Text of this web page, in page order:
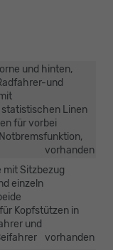
und hinten,
und
Linen
für vorbei
vorhanden
mit Sitzbezug
einzeln
Kopfstützen in
und
vorhanden